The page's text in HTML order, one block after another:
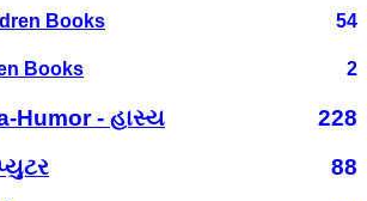
Books 54
Books 2
Humor - હાસ્ય
228
88